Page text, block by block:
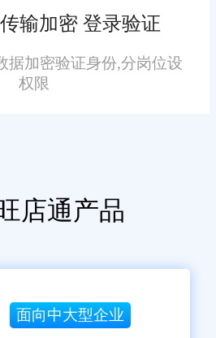
提升区域履约效
境电商综试区建
逐步增长，打单管
境合规申报、多语
上，旺店通内置
区的合规规则，可
申报单据，支持英
语言面单生成(覆盖
市场)。某太原跨境
输加密 登录验证
据加密验证身份,分岗位设
权限
店通产品
面向中大型企业